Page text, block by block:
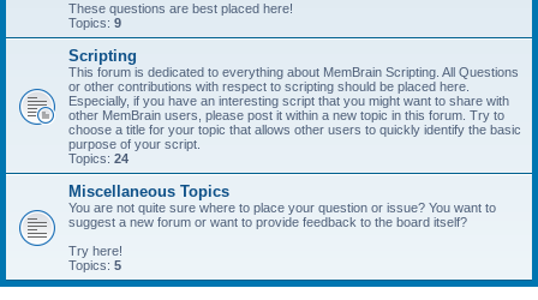
These questions are best placed here!
Topics: 9
Scripting
This forum is dedicated to everything about MemBrain Scripting. All Questions
or other contributions with respect to scripting should be placed here.
Especially, if you have an interesting script that you might want to share with
other MemBrain users, please post it within a new topic in this forum. Try to
choose a title for your topic that allows other users to quickly identify the basic
purpose of your script.
Topics: 24
Miscellaneous Topics
You are not quite sure where to place your question or issue? You want to
suggest a new forum or want to provide feedback to the board itself?
Try here!
Topics: 5